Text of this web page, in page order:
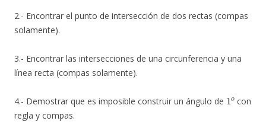
2.- Encontrar el punto de intersección de dos rectas (compas
solamente).
3.- Encontrar las intersecciones de una circunferencia y una
línea recta (compas solamente).
4.- Demostrar que es imposible construir un ángulo de
o
con
regla y compas.